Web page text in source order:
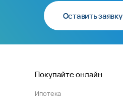
Оставить заявку
Покупайте онлайн
Ипотека